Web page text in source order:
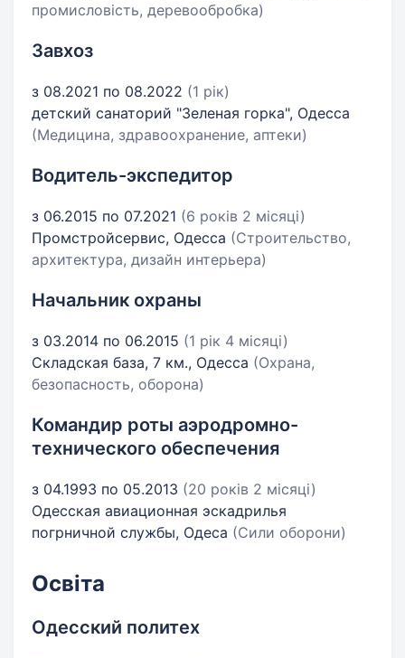
промисловість, деревообробка)
Завхоз
з 08.2021 по 08.2022 (1 рік)
детский санаторий "Зеленая горка", Одесса
(Медицина, здравоохранение, аптеки)
Водитель-экспедитор
з 06.2015 по 07.2021 (6 років 2 місяці)
Промстройсервис, Одесса (Строительство,
архитектура, дизайн интерьера)
Начальник охраны
з 03.2014 по 06.2015 (1 рік 4 місяці)
Складская база, 7 км., Одесса (Охрана,
безопасность, оборона)
Командир роты аэродромно-
технического обеспечения
з 04.1993 по 05.2013 (20 років 2 місяці)
Одесская авиационная эскадрилья
погрничной службы, Одеса (Сили оборони)
Освіта
Одесский политех